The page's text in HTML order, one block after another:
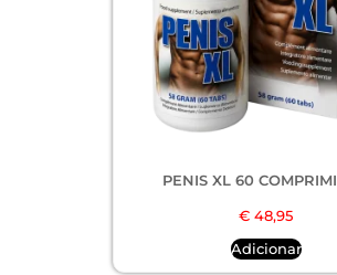
PENIS XL 60
€ 48,95
Adicionar